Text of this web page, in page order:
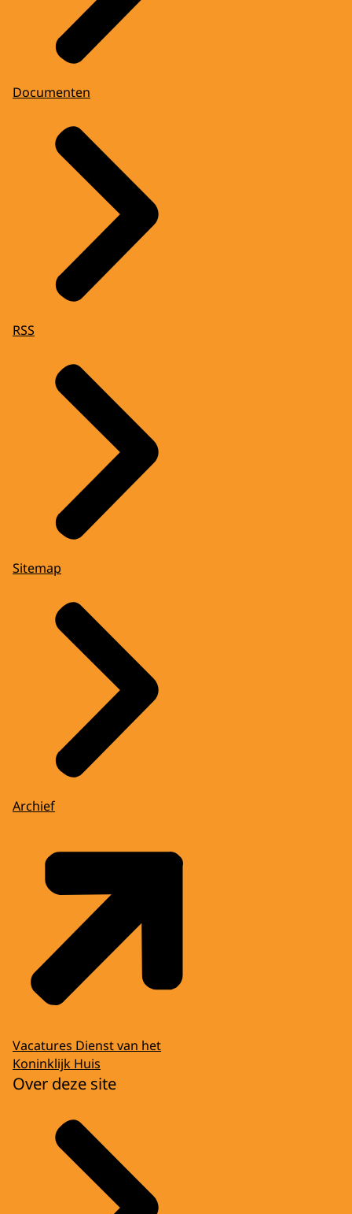
Documenten
RSS
Sitemap
Archief
Vacatures Dienst van het
Koninklijk Huis
Over deze site